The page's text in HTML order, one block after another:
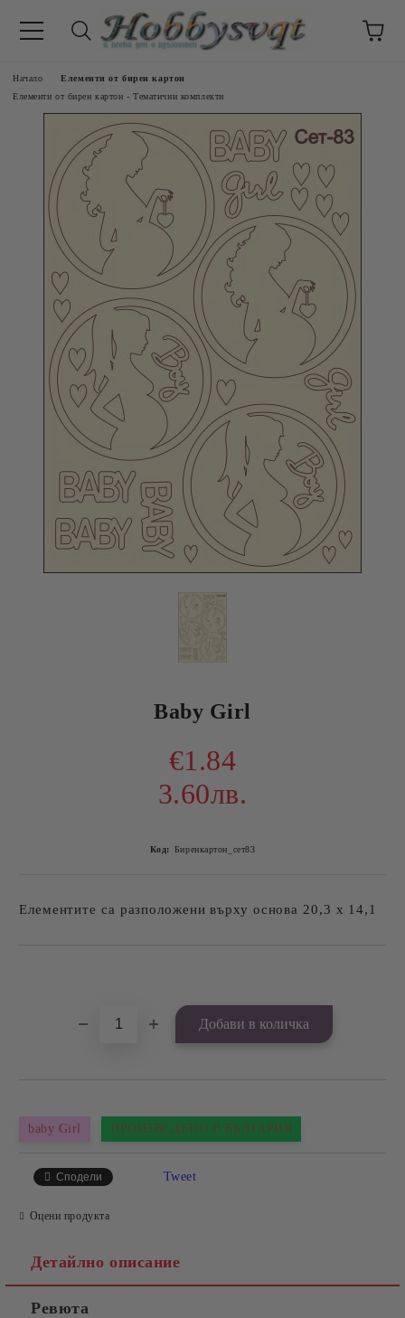
Начало
Елементи от бирен картон
Елементи от бирен картон - Тематични комплекти
Baby Girl
€1.84
3.60лв.
Код: Биренкартон_сет83
Елементите са разположени върху основа 20,3 х 14,1
baby Girl ПРОИЗВЕДЕНО В БЪЛГАРИЯ
Сподели Tweet
Оцени продукта
Детайлно описание
Ревюта